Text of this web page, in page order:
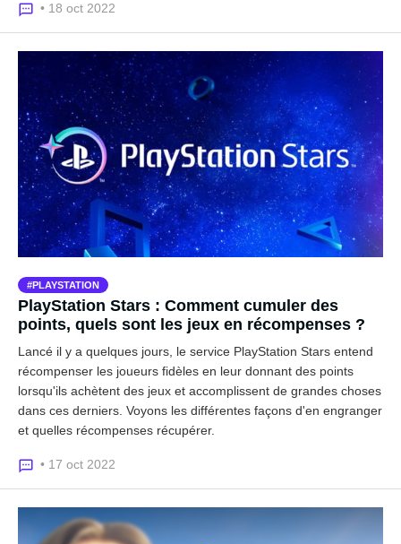
• 18 oct 2022
PLAYSTATION
PlayStation Stars : Comment cumuler des
points, quels sont les jeux en récompenses ?
Lancé il y a quelques jours, le service PlayStation Stars entend
récompenser les joueurs fidèles en leur donnant des points
lorsqu'ils achètent des jeux et accomplissent de grandes choses
dans ces derniers. Voyons les différentes façons d'en engranger
et quelles récompenses récupérer.
• 17 oct 2022